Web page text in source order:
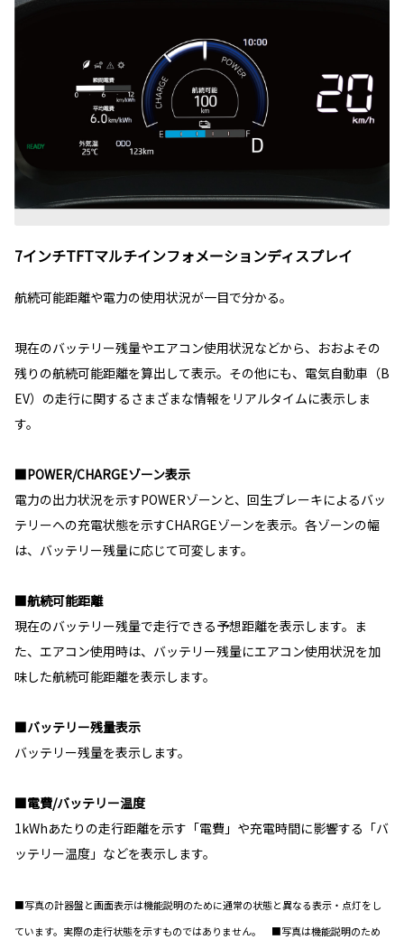
7インチTFTマルチインフォメーションディスプレイ
航続可能距離や電力の使用状況が一目で分かる。
現在のバッテリー残量やエアコン使用状況などから、おおよその
残りの航続可能距離を算出して表示。その他にも、電気自動車（B
EV）の走行に関するさまざまな情報をリアルタイムに表示しま
す。
■POWER/CHARGEゾーン表示
電力の出力状況を示すPOWERゾーンと、回生ブレーキによるバッ
テリーへの充電状態を示すCHARGEゾーンを表示。各ゾーンの幅
は、バッテリー残量に応じて可変します。
■航続可能距離
現在のバッテリー残量で走行できる予想距離を表示します。ま
た、エアコン使用時は、バッテリー残量にエアコン使用状況を加
味した航続可能距離を表示します。
■バッテリー残量表示
バッテリー残量を表示します。
■電費/バッテリー温度
1kWhあたりの走行距離を示す「電費」や充電時間に影響する「バ
ッテリー温度」などを表示します。
■写真の計器盤と画面表示は機能説明のために通常の状態と異なる表示・点灯をし
ています。実際の走行状態を示すものではありません。 ■写真は機能説明のため